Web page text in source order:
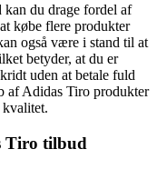
du drage fordel af
købe flere produkter
også være i stand til at
betyder, at du er
uden at betale fuld
af Adidas Tiro produkter
Tiro tilbud